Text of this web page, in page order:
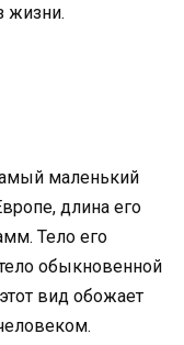
жизни.
маленький
длина его
Тело его
обыкновенной
вид обожает